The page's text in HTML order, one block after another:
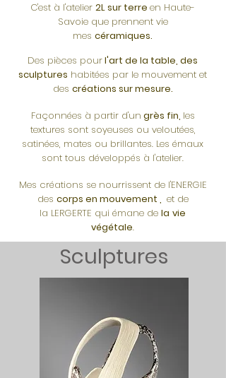
C'est à l'atelier 2L sur terre en Haute-
Savoie que prennent vie
mes céramiques.
Des pièces pourl'art de la table, des
sculptures habitées par le mouvement et
des créations sur mesure.
Façonnées à partir d'un grès fin, les
textures sont soyeuses ou veloutées,
satinées, mates ou brillantes. Les émaux
sont tous développés à l'atelier.
Mes créations se nourrissent de l'ENERGIE
des corps en mouvement , et de
la LERGERTE qui émane de la vie
végétale.
Sculptures